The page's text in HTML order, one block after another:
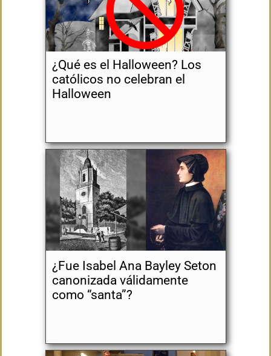
¿Qué es el Halloween? Los
católicos no celebran el
Halloween
¿Fue Isabel Ana Bayley Seton
canonizada válidamente
como “santa”?